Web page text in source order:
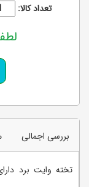
تعداد کالا:
بررسی اجمالی
تخته وایت‌ برد